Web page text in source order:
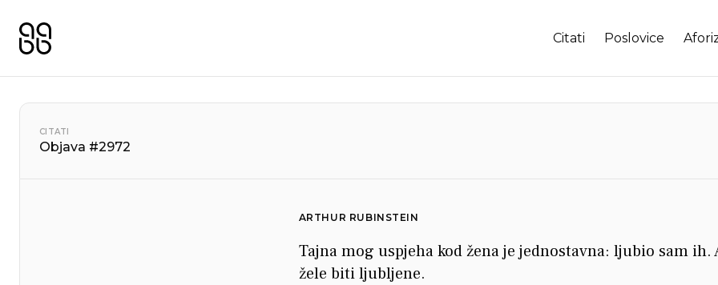
Citati Poslovice
CITATI
Objava #2972
ARTHUR RUBINSTEIN
Tajna mog uspjeha kod žena je jednostavna: ljubio sam ih.
žele biti ljubljene.